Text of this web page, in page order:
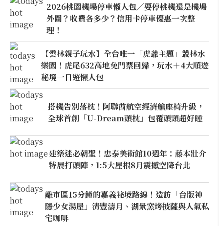
2026桃園機場停車懶人包／要停桃機還是機場
外圍？收費各多少？信用卡停車優惠一次整
理！
【雲林親子玩水】全台唯一「虎爺主題」叢林水
樂園！虎尾632高地免門票回歸，玩水＋4大順遊
秘境一日遊懶人包
搭機告別落枕！阿聯酋航空經濟艙座椅升級，
全球首創「U-Dream頭枕」包覆頭頸超好睡
建築迷必朝聖！忠泰美術館10週年：藤本壯介
特展打頭陣，1:5大屋根8月震撼空降台北
離市區15分鐘的嘉義祕境路線！造訪「台版神
隱少女湯屋」清豐濤月、湖景窯烤披薩與人氣私
宅咖啡